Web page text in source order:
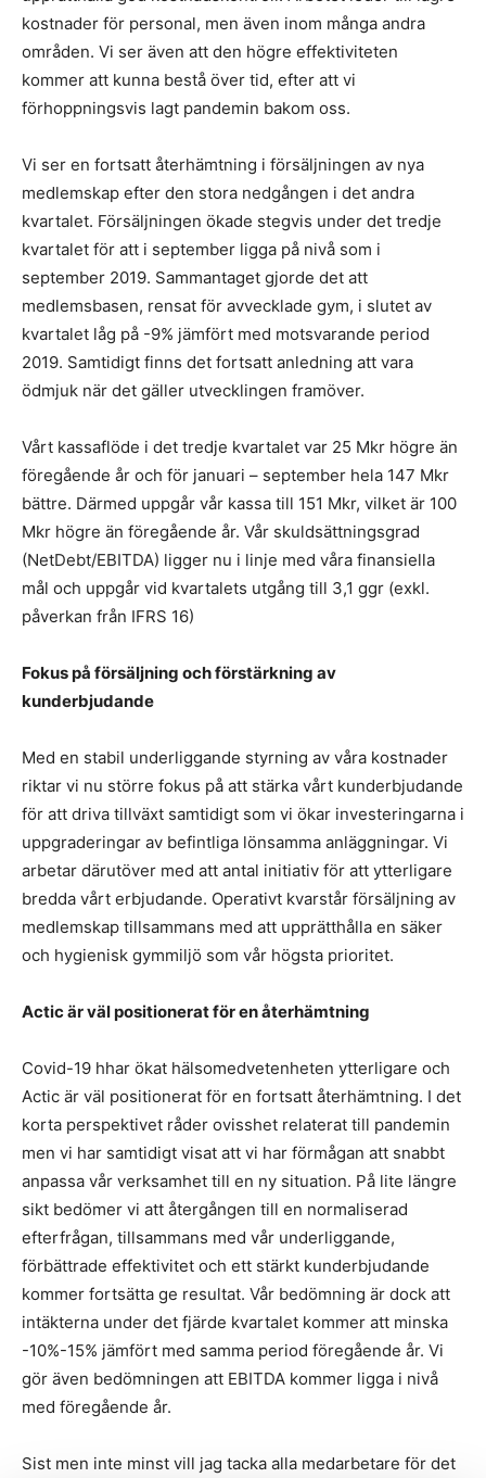
kostnader för personal, men även inom många andra
områden. Vi ser även att den högre effektiviteten
kommer att kunna bestå över tid, efter att vi
förhoppningsvis lagt pandemin bakom oss.
Vi ser en fortsatt återhämtning i försäljningen av nya
medlemskap efter den stora nedgången i det andra
kvartalet. Försäljningen ökade stegvis under det tredje
kvartalet för att i september ligga på nivå som i
september 2019. Sammantaget gjorde det att
medlemsbasen, rensat för avvecklade gym, i slutet av
kvartalet låg på -9% jämfört med motsvarande period
2019. Samtidigt finns det fortsatt anledning att vara
ödmjuk när det gäller utvecklingen framöver.
Vårt kassaflöde i det tredje kvartalet var 25 Mkr högre än
föregående år och för januari – september hela 147 Mkr
bättre. Därmed uppgår vår kassa till 151 Mkr, vilket är 100
Mkr högre än föregående år. Vår skuldsättningsgrad
(NetDebt/EBITDA) ligger nu i linje med våra finansiella
mål och uppgår vid kvartalets utgång till 3,1 ggr (exkl.
påverkan från IFRS 16)
Fokus på försäljning och förstärkning av
kunderbjudande
Med en stabil underliggande styrning av våra kostnader
riktar vi nu större fokus på att stärka vårt kunderbjudande
för att driva tillväxt samtidigt som vi ökar investeringarna i
uppgraderingar av befintliga lönsamma anläggningar. Vi
arbetar därutöver med att antal initiativ för att ytterligare
bredda vårt erbjudande. Operativt kvarstår försäljning av
medlemskap tillsammans med att upprätthålla en säker
och hygienisk gymmiljö som vår högsta prioritet.
Actic är väl positionerat för en återhämtning
Covid-19 hhar ökat hälsomedvetenheten ytterligare och
Actic är väl positionerat för en fortsatt återhämtning. I det
korta perspektivet råder ovisshet relaterat till pandemin
men vi har samtidigt visat att vi har förmågan att snabbt
anpassa vår verksamhet till en ny situation. På lite längre
sikt bedömer vi att återgången till en normaliserad
efterfrågan, tillsammans med vår underliggande,
förbättrade effektivitet och ett stärkt kunderbjudande
kommer fortsätta ge resultat. Vår bedömning är dock att
intäkterna under det fjärde kvartalet kommer att minska
-10%-15% jämfört med samma period föregående år. Vi
gör även bedömningen att EBITDA kommer ligga i nivå
med föregående år.
Sist men inte minst vill jag tacka alla medarbetare för det